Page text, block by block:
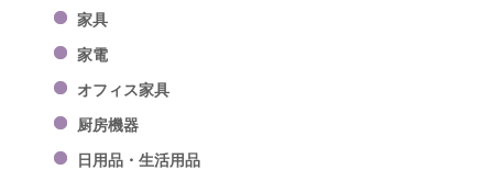
家具
家電
オフィス家具
厨房機器
日用品・生活用品